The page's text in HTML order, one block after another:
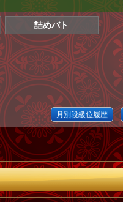
詰めバト
月別段級位履歴